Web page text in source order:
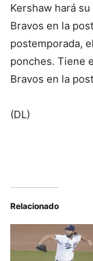
Kershaw hará
Bravos en la
postemporada,
ponches. Tiene
Bravos en la
(DL)
Relacionado